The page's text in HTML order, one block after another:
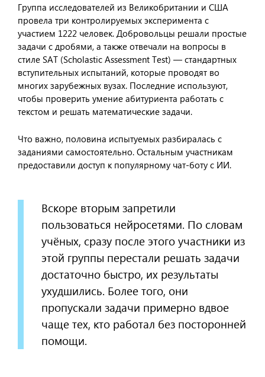
Группа исследователей из Великобритании и США
провела три контролируемых эксперимента с
участием 1222 человек. Добровольцы решали простые
задачи с дробями, а также отвечали на вопросы в
стиле SAT (Scholastic Assessment Test) — стандартных
вступительных испытаний, которые проводят во
многих зарубежных вузах. Последние используют,
чтобы проверить умение абитуриента работать с
текстом и решать математические задачи.
Что важно, половина испытуемых разбиралась с
заданиями самостоятельно. Остальным участникам
предоставили доступ к популярному чат-боту с ИИ.
Вскоре вторым запретили
пользоваться нейросетями. По словам
учёных, сразу после этого участники из
этой группы перестали решать задачи
достаточно быстро, их результаты
ухудшились. Более того, они
пропускали задачи примерно вдвое
чаще тех, кто работал без посторонней
помощи.